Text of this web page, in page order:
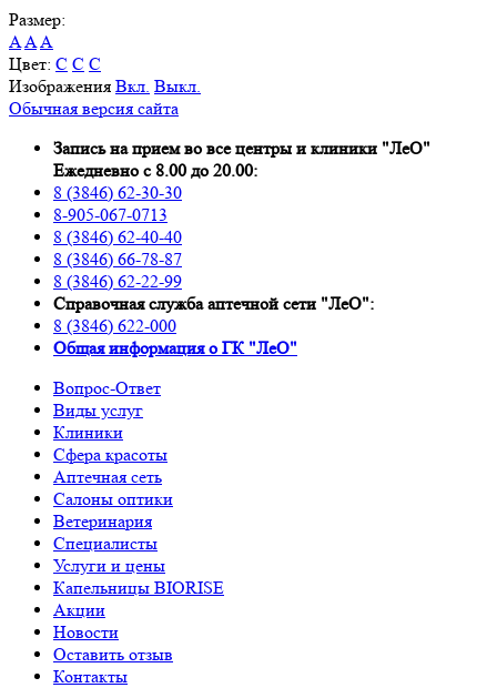
Размер:
AAA
Цвет: C C C
Изображения Вкл. Выкл.
Обычная версия сайта
Запись на прием во все центры и клиники "ЛеО"
Ежедневно с 8.00 до 20.00:
8 (3846) 62-30-30
8-905-067-0713
8 (3846) 62-40-40
8 (3846) 66-78-87
8 (3846) 62-22-99
Справочная служба аптечной сети "ЛеО":
8 (3846) 622-000
Oбщая информация о ГК "ЛеО"
Вопрос-Ответ
Виды услуг
Клиники
Сфера красоты
Аптечная сеть
Салоны оптики
Ветеринария
Специалисты
Услуги и цены
Капельницы BIORISE
Акции
Новости
Оставить отзыв
Контакты